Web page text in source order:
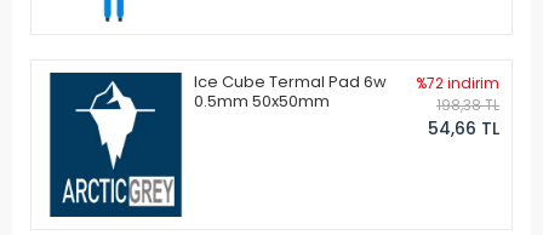
Ice Cube Termal Pad 6w
0.5mm 50x50mm
%72 indirim
198,38 TL
54,66 TL